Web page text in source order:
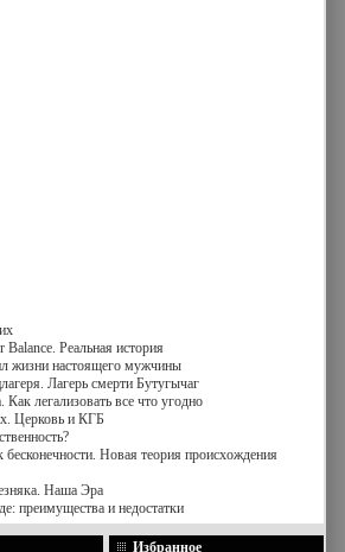
Balance. Реальная история
жизни настоящего мужчины
Лагерь смерти Бутугычаг
легализовать все что угодно
Церковь и КГБ
бесконечности. Новая теория происхождения
Наша Эра
преимущества и недостатки
Избранное